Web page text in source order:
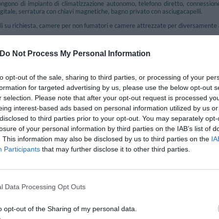
Do Not Process My Personal Information
opt-out of the sale, sharing to third parties, or processing of your
for targeted advertising by us, please use the below opt-out
selection. Please note that after your opt-out request is processed
interest-based ads based on personal information utilized by us
to third parties prior to your opt-out. You may separately
of your personal information by third parties on the IAB’s list of
This information may also be disclosed by us to third parties on the
Participants that may further disclose it to other third parties.
Data Processing Opt Outs
opt-out of the Sharing of my personal data.
di impianto di climatizzazione autonomo, telefono diretto,
serratura con chiavi magnetiche, bagno privato con asciugacapelli.
su richiesta, camere per non fumatori e camere attrezzate per diversamente
Piccola Taglia Aria condizionata nelle aree comuni
Deposito Bagagli
Portiere
Servizio Fax
e Bar
ed accogliente, arricchito con arredi in legno e marmi pregiati, tutte le
insieme a gustosi piatti della cucina internazionale, con ricette a base di